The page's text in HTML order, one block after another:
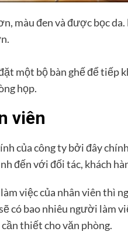
màu đen và được bọc
một bộ bàn ghế để
họp.
viên
của công ty bởi đây
đến với đối tác, khách
việc của nhân viên thì
có bao nhiêu người làm
thiết cho văn phòng.